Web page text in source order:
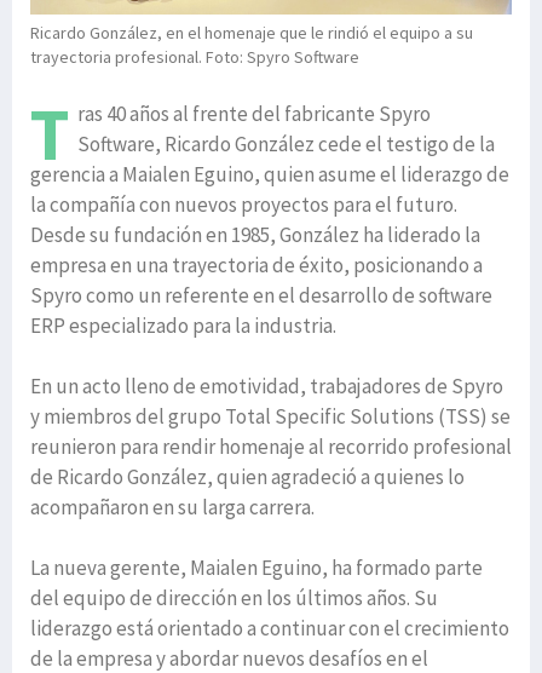
Ricardo González, en el homenaje que le rindió el equipo a su
trayectoria profesional. Foto: Spyro Software
T ras 40 años al frente del fabricante Spyro
Software, Ricardo González cede el testigo de la
gerencia a Maialen Eguino, quien asume el liderazgo de
la compañía con nuevos proyectos para el futuro.
Desde su fundación en 1985, González ha liderado la
empresa en una trayectoria de éxito, posicionando a
Spyro como un referente en el desarrollo de software
ERP especializado para la industria.
En un acto lleno de emotividad, trabajadores de Spyro
y miembros del grupo Total Specific Solutions (TSS) se
reunieron para rendir homenaje al recorrido profesional
de Ricardo González, quien agradeció a quienes lo
acompañaron en su larga carrera.
La nueva gerente, Maialen Eguino, ha formado parte
del equipo de dirección en los últimos años. Su
liderazgo está orientado a continuar con el crecimiento
de la empresa y abordar nuevos desafíos en el